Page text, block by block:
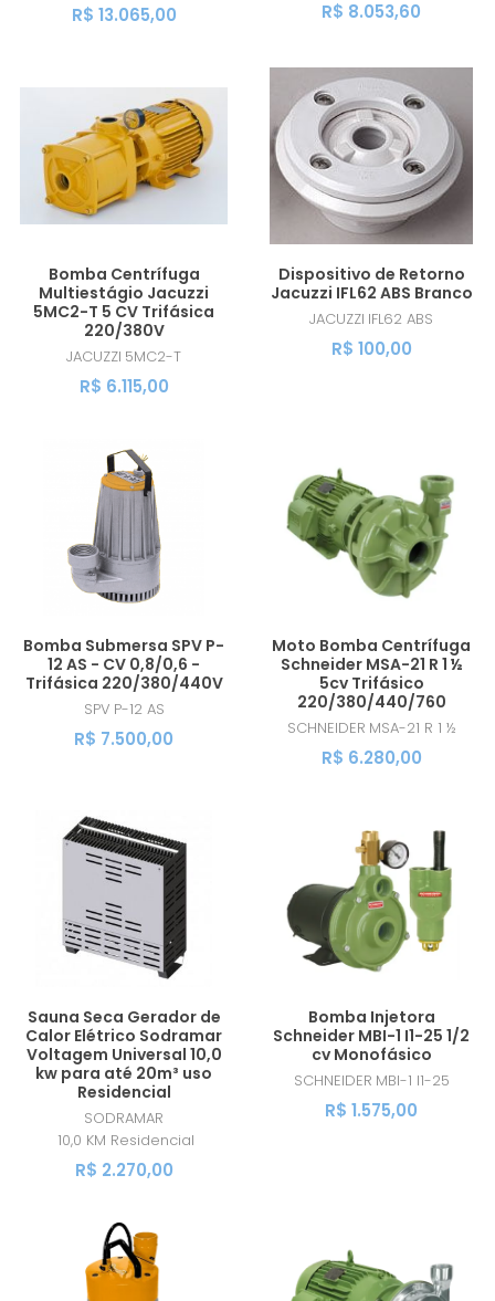
R$ 13.065,00 R$ 8.053,60
Bomba Centrífuga
Multiestágio Jacuzzi
5MC2-T 5 CV Trifásica
220/380V
JACUZZI 5MC2-T
R$ 6.115,00
Dispositivo de Retorno
Jacuzzi IFL62 ABS Branco
JACUZZI IFL62 ABS
R$ 100,00
Bomba Submersa SPV P-
12 AS - CV 0,8/0,6 -
Trifásica 220/380/440V
SPV P-12 AS
R$ 7.500,00
Moto Bomba Centrífuga
Schneider MSA-21 R 1 ½
5cv Trifásico
220/380/440/760
SCHNEIDER MSA-21 R 1 ½
R$ 6.280,00
Sauna Seca Gerador de
Calor Elétrico Sodramar
Voltagem Universal 10,0
kw para até 20m³ uso
Residencial
SODRAMAR
10,0 KM Residencial
R$ 2.270,00
Bomba Injetora
Schneider MBI-1 I1-25 1/2
cv Monofásico
SCHNEIDER MBI-1 I1-25
R$ 1.575,00